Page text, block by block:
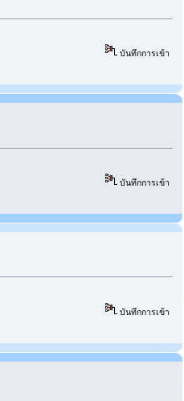
บันทึกการเข้า
บันทึกการเข้า
บันทึกการเข้า